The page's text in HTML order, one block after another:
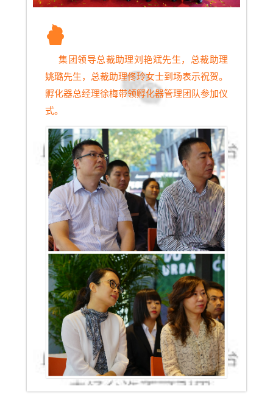
集团领导总裁助理刘艳斌先生，总裁助理
姚璐先生，总裁助理佟玲女士到场表示祝贺。
孵化器总经理徐梅带领孵化器管理团队参加仪
式。